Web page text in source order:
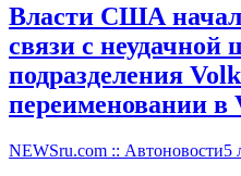
Власти США
связи с неудачной
подразделения
переименовании в
NEWSru.com :: Автоновости5